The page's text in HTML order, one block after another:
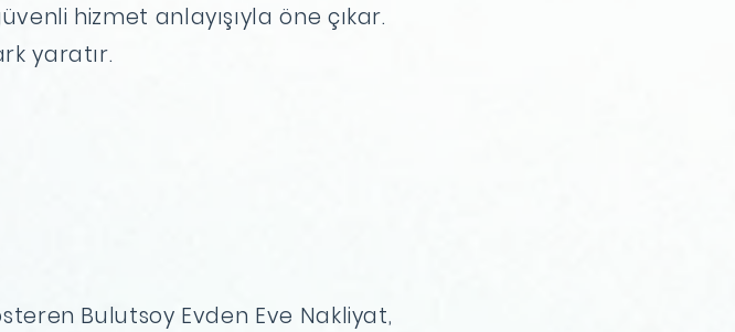
hizmet anlayışıyla öne çıkar.
yaratır.
Bulutsoy Evden Eve Nakliyat,